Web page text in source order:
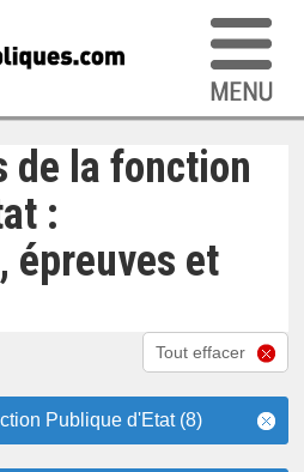
de la fonction
:
épreuves et
Tout effacer
Publique d'Etat (8)